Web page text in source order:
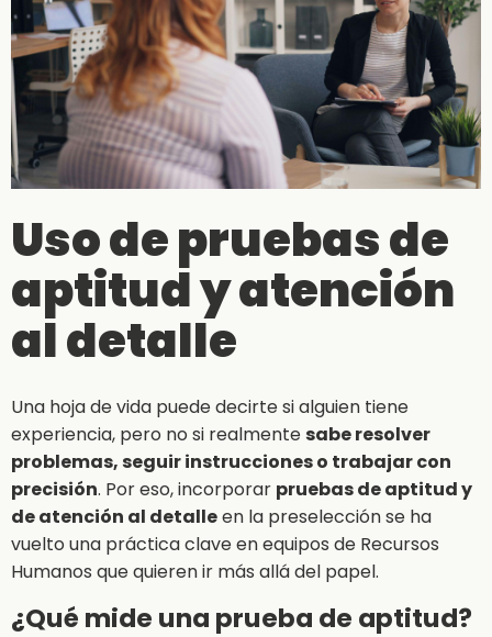
Uso de pruebas de
aptitud y atención
al detalle
Una hoja de vida puede decirte si alguien tiene
experiencia, pero no si realmente sabe resolver
problemas, seguir instrucciones o trabajar con
precisión. Por eso, incorporar pruebas de aptitud y
de atención al detalleen la preselección se ha
vuelto una práctica clave en equipos de Recursos
Humanos que quieren ir más allá del papel.
¿Qué mide una prueba de aptitud?